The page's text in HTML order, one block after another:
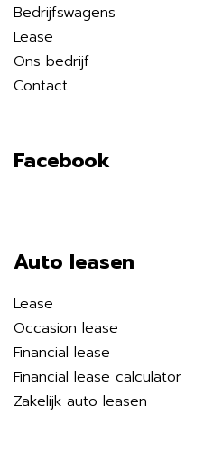
Bedrijfswagens
Lease
Ons bedrijf
Contact
Facebook
Auto leasen
Lease
Occasion lease
Financial lease
Financial lease calculator
Zakelijk auto leasen